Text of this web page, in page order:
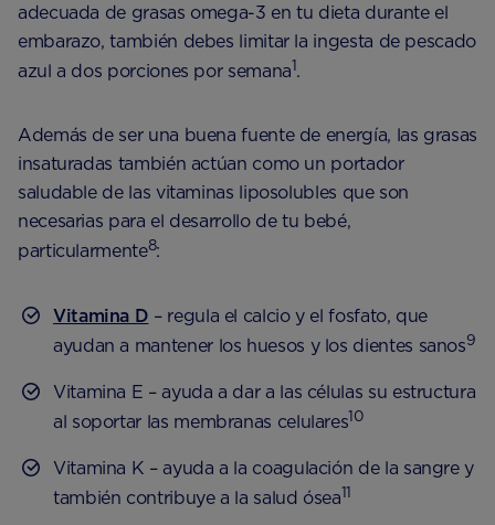
adecuada de grasas omega-3 en tu dieta durante el
embarazo, también debes limitar la ingesta de pescado
azul a dos porciones por semana1.
Además de ser una buena fuente de energía, las grasas
insaturadas también actúan como un portador
saludable de las vitaminas liposolubles que son
necesarias para el desarrollo de tu bebé,
particularmente8:
Vitamina D – regula el calcio y el fosfato, que
ayudan a mantener los huesos y los dientes sanos9
Vitamina E – ayuda a dar a las células su estructura
al soportar las membranas celulares10
Vitamina K – ayuda a la coagulación de la sangre y
también contribuye a la salud ósea11